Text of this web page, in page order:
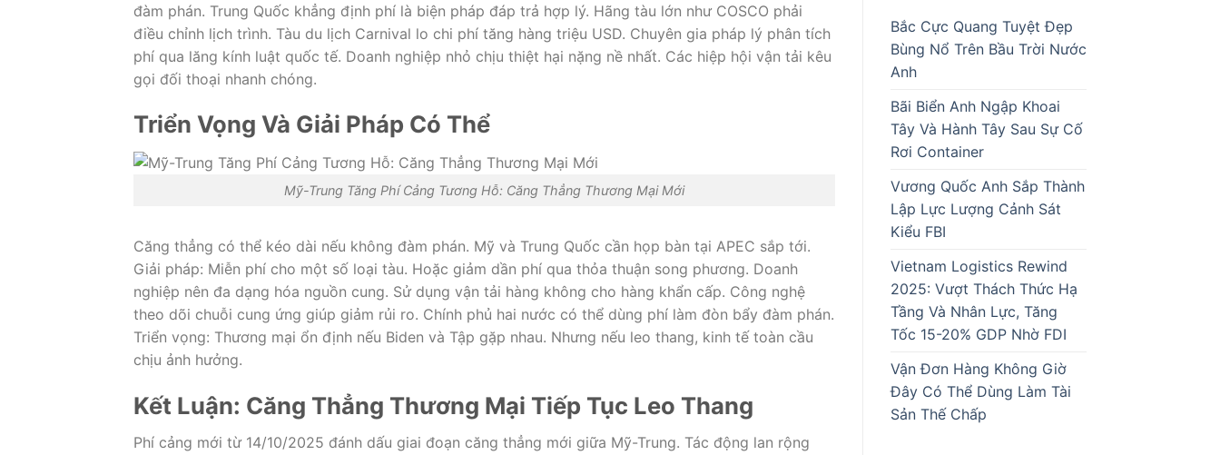
đàm phán. Trung Quốc khẳng định phí là biện pháp đáp trả hợp lý. Hãng tàu lớn như COSCO phải
điều chỉnh lịch trình. Tàu du lịch Carnival lo chi phí tăng hàng triệu USD. Chuyên gia pháp lý phân tích
phí qua lăng kính luật quốc tế. Doanh nghiệp nhỏ chịu thiệt hại nặng nề nhất. Các hiệp hội vận tải kêu
gọi đối thoại nhanh chóng.
Triển Vọng Và Giải Pháp Có Thể
Mỹ-Trung Tăng Phí Cảng Tương Hỗ: Căng Thẳng Thương Mại Mới
Căng thẳng có thể kéo dài nếu không đàm phán. Mỹ và Trung Quốc cần họp bàn tại APEC sắp tới.
Giải pháp: Miễn phí cho một số loại tàu. Hoặc giảm dần phí qua thỏa thuận song phương. Doanh
nghiệp nên đa dạng hóa nguồn cung. Sử dụng vận tải hàng không cho hàng khẩn cấp. Công nghệ
theo dõi chuỗi cung ứng giúp giảm rủi ro. Chính phủ hai nước có thể dùng phí làm đòn bẩy đàm phán.
Triển vọng: Thương mại ổn định nếu Biden và Tập gặp nhau. Nhưng nếu leo thang, kinh tế toàn cầu
chịu ảnh hưởng.
Kết Luận: Căng Thẳng Thương Mại Tiếp Tục Leo Thang
Phí cảng mới từ 14/10/2025 đánh dấu giai đoạn căng thẳng mới giữa Mỹ-Trung. Tác động lan rộng
Bắc Cực Quang Tuyệt Đẹp
Bùng Nổ Trên Bầu Trời Nước
Anh
Bãi Biển Anh Ngập Khoai
Tây Và Hành Tây Sau Sự Cố
Rơi Container
Vương Quốc Anh Sắp Thành
Lập Lực Lượng Cảnh Sát
Kiểu FBI
Vietnam Logistics Rewind
2025: Vượt Thách Thức Hạ
Tầng Và Nhân Lực, Tăng
Tốc 15-20% GDP Nhờ FDI
Vận Đơn Hàng Không Giờ
Đây Có Thể Dùng Làm Tài
Sản Thế Chấp